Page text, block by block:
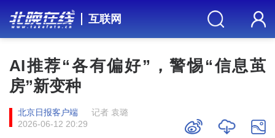
互联网
AI推荐“各有偏好”，警惕“信息茧
房”新变种
北京日报客户端
记者 袁璐
2026-06-12 20:29